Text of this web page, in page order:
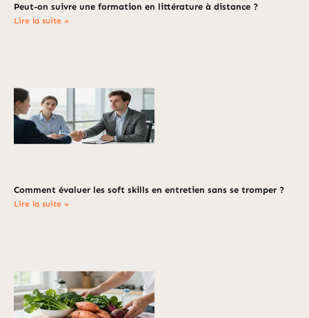
Peut-on suivre une formation en littérature à distance ?
Lire la suite »
Comment évaluer les soft skills en entretien sans se tromper ?
Lire la suite »